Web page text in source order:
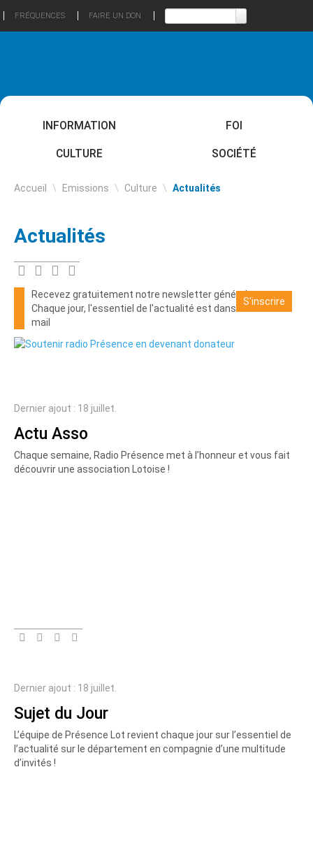
FRÉQUENCES FAIRE UN DON
INFORMATION FOI
CULTURE SOCIÉTÉ
Accueil \ Emissions \ Culture \ Actualités
Actualités
Recevez gratuitement notre newsletter générale
Chaque jour, l'essentiel de l'actualité est dans votre boite
mail
S'inscrire
Dernier ajout : 18 juillet.
Actu Asso
Chaque semaine, Radio Présence met à l’honneur et vous fait
découvrir une association Lotoise !
Dernier ajout : 18 juillet.
Sujet du Jour
L’équipe de Présence Lot revient chaque jour sur l’essentiel de
l’actualité sur le département en compagnie d’une multitude
d’invités !